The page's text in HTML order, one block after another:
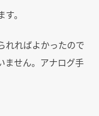
。
れればよかったので
ません。アナログ手